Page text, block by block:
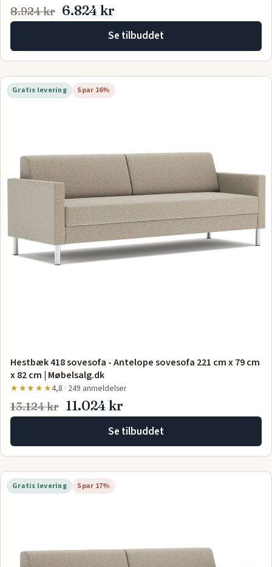
8.924 kr 6.824 kr
Se tilbuddet
Gratis levering Spar 16%
Hestbæk 418 sovesofa - Antelope sovesofa 221 cm x 79 cm
x 82 cm | Møbelsalg.dk
★★★★★4,8 · 249 anmeldelser
13.124 kr 11.024 kr
Se tilbuddet
Gratis levering Spar 17%